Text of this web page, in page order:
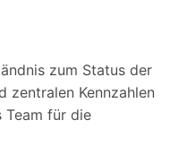
zum Status der
zentralen Kennzahlen
Team für die